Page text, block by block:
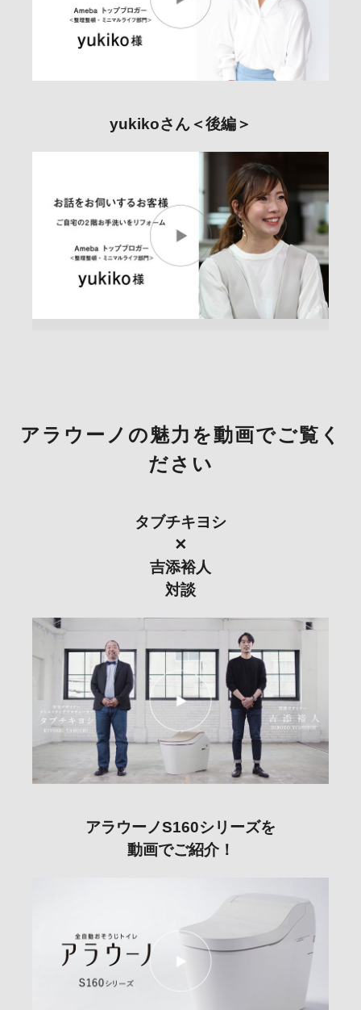
yukikoさん＜後編＞
アラウーノの魅力を動画でご覧く
ださい
タブチキヨシ
✕
吉添裕人
対談
アラウーノS160シリーズを
動画でご紹介！